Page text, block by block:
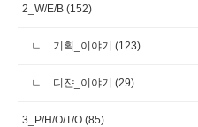
2_W/E/B (152)
기획_이야기 (123)
디쟌_이야기 (29)
3_P/H/O/T/O (85)